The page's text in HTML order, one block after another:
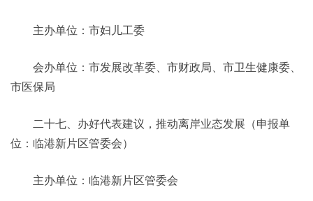
主办单位：市妇儿工委
会办单位：市发展改革委、市财政局、市卫生健康委、
市医保局
二十七、办好代表建议，推动离岸业态发展（申报单
位：临港新片区管委会）
主办单位：临港新片区管委会